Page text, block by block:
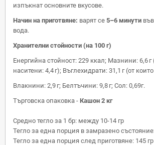
изпъкнат основните вкусове.
Начин на приготвяне: варят се 5–6 минути
вода.
Хранителни стойности (на 100 г)
Енергийна стойност: 229 ккал; Мазнини: 6,6 г
наситени: 4,4 г); Въглехидрати: 31,1 г (от
Влакнини: 2,9 г; Белтъчини: 9,8 г; Сол: 0,69г.
Търговска опаковка - Кашон 2 кг
Средно тегло за 1 бр: между 10-14 гр
Тегло за една порция в замразено
Тегло за една порция след приготвяне: 145 гр